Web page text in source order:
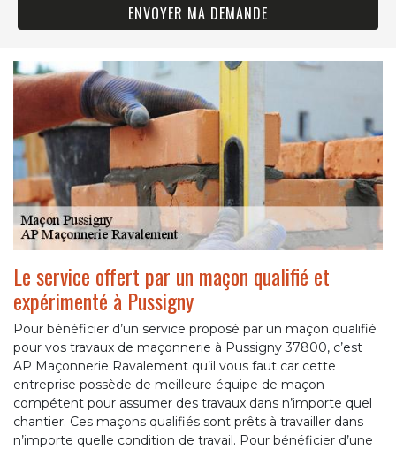
Le service offert par un maçon qualifié et
expérimenté à Pussigny
Pour bénéficier d’un service proposé par un maçon qualifié
pour vos travaux de maçonnerie à Pussigny 37800, c’est
AP Maçonnerie Ravalement qu’il vous faut car cette
entreprise possède de meilleure équipe de maçon
compétent pour assumer des travaux dans n’importe quel
chantier. Ces maçons qualifiés sont prêts à travailler dans
n’importe quelle condition de travail. Pour bénéficier d’une